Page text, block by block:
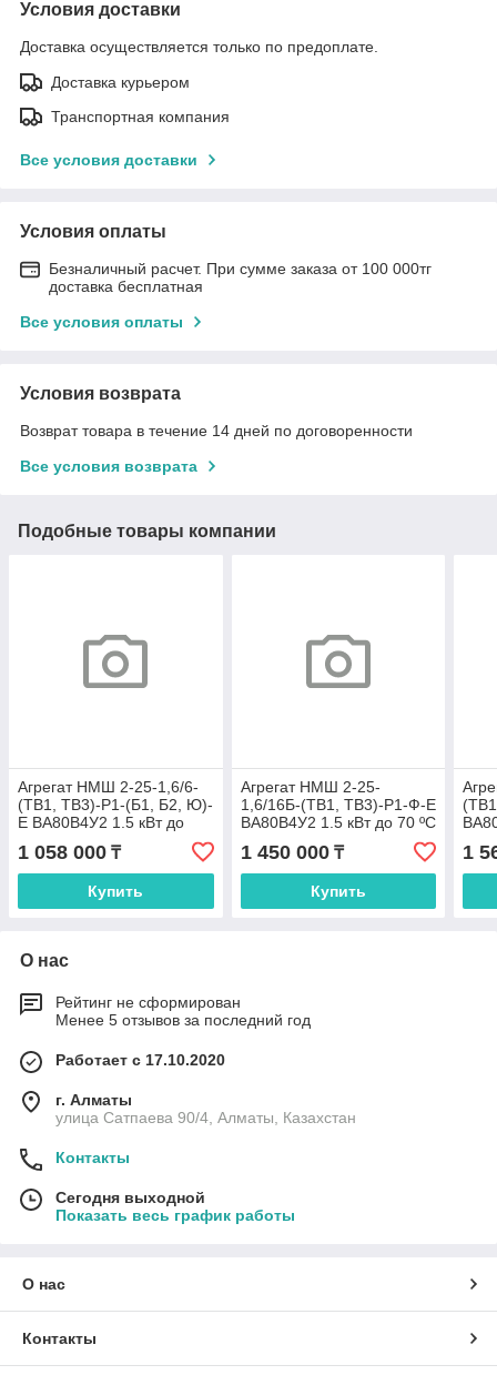
Условия доставки
Доставка осуществляется только по предоплате.
Доставка курьером
Транспортная компания
Все условия доставки
Условия оплаты
Безналичный расчет. При сумме заказа от 100 000тг
доставка бесплатная
Все условия оплаты
Условия возврата
Возврат товара в течение 14 дней по договоренности
Все условия возврата
Подобные товары компании
Агрегат НMШ 2-25-1,6/6-
(ТВ1, ТВ3)-Р1-(Б1, Б2, Ю)-
E ВА80В4У2 1.5 кВт до
1 058 000 ₸
Купить
Агрегат НMШ 2-25-
1,6/16Б-(ТВ1, ТВ3)-Р1-Ф-E
ВА80В4У2 1.5 кВт до 70 ºС
1 450 000₸
Купить
1
О нас
Рейтинг не сформирован
Менее 5 отзывов за последний год
Работает с 17.10.2020
г. Алматы
улица Сатпаева 90/4, Алматы, Казахстан
Контакты
Сегодня выходной
Показать весь график работы
О нас
Контакты